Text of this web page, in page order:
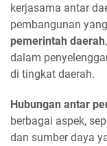
kerjasama antar
pembangunan
pemerintah daerah
dalam
di tingkat daerah.
Hubungan antar
berbagai aspek,
dan sumber daya